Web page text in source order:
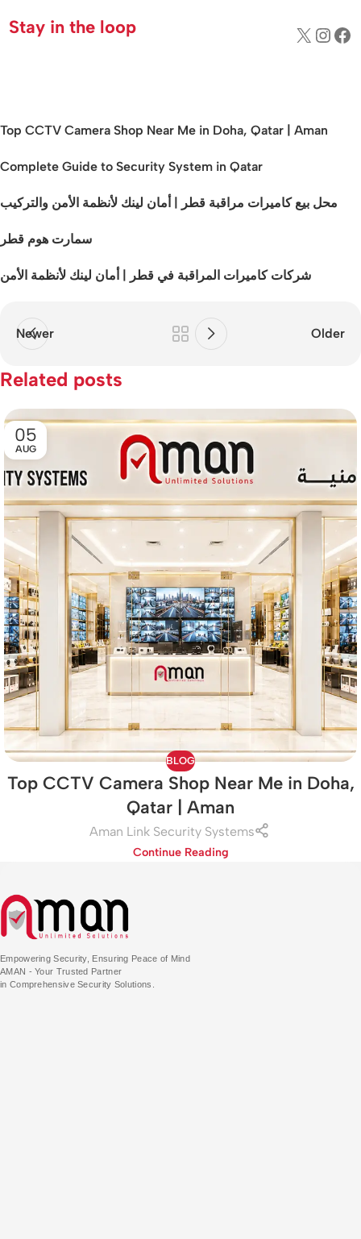
Stay in the loop
Top CCTV Camera Shop Near Me in Doha, Qatar | Aman
Complete Guide to Security System in Qatar
محل بيع كاميرات مراقبة قطر | أمان لينك لأنظمة الأمن والتركيب
سمارت هوم قطر
شركات كاميرات المراقبة في قطر | أمان لينك لأنظمة الأمن
Newer Older
Related posts
05
AUG
BLOG
Top CCTV Camera Shop Near Me in Doha,
Qatar | Aman
Aman Link Security Systems
Continue Reading
Empowering Security, Ensuring Peace of Mind
AMAN - Your Trusted Partner
in Comprehensive Security Solutions.